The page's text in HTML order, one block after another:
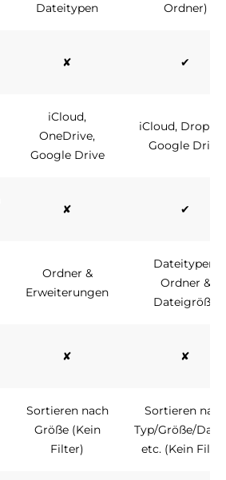
Dateitypen
Ordner)
✘ ✔
iCloud,
OneDrive,
Google Drive
iCloud,
Google Drive
✘ ✔
Ordner &
Erweiterungen
Dateitypen,
Ordner &
Dateigröße
✘ ✘
Sortieren nach
Größe (Kein
Filter)
Sortieren nach
Typ/Größe/
etc. (Kein